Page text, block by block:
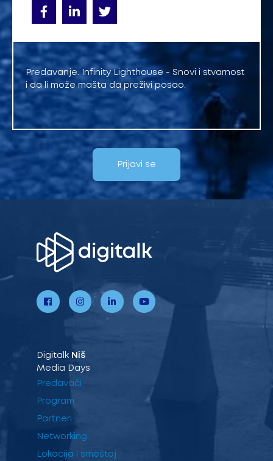
Predavanje: Infinity Lighthouse - Snovi i stvarnost
i da li može mašta da preživi posao.
Prijavi se
Digitalk Niš
Media Days
Predavači
Program
Partneri
Networking
Lokacija i smeštaj